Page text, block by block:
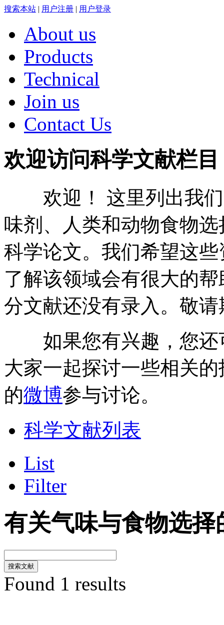
搜索本站 | 用户注册 | 用户登录
About us
Products
Technical
Join us
Contact Us
欢迎访问科学文献栏目
欢迎！ 这里列出我们
味剂、人类和动物食物
科学论文。我们希望这
了解该领域会有很大的
分文献还没有录入。敬请
如果您有兴趣，您还
大家一起探讨一些相关
的微博参与讨论。
科学文献列表
List
Filter
有关气味与食物选择
Found 1 results